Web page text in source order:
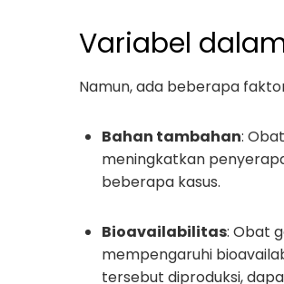
Variabel
Namun, ada beberapa
Bahan tambahan:
meningkatkan
beberapa kasus.
Bioavailabilitas: Obat
mempengaruhi
tersebut diproduksi,